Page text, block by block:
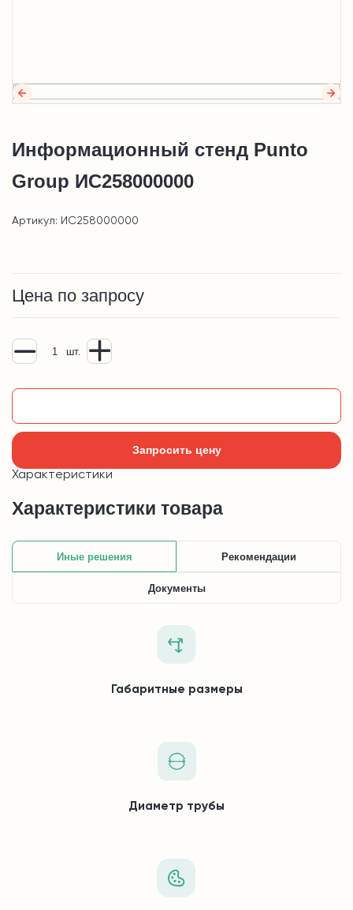
Информационный стенд Punto
Group ИС258000000
Артикул: ИС258000000
Цена по запросу
шт.
Запросить цену
Характеристики
Характеристики товара
Иные решения Рекомендации
Документы
Габаритные размеры
Диаметр трубы